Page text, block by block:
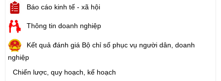
Báo cáo kinh tế - xã hội
Thông tin doanh nghiệp
Kết quả đánh giá Bộ chỉ số phục vụ người dân, doanh
nghiệp
Chiến lược, quy hoạch, kế hoạch